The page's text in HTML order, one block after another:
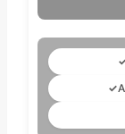
✓